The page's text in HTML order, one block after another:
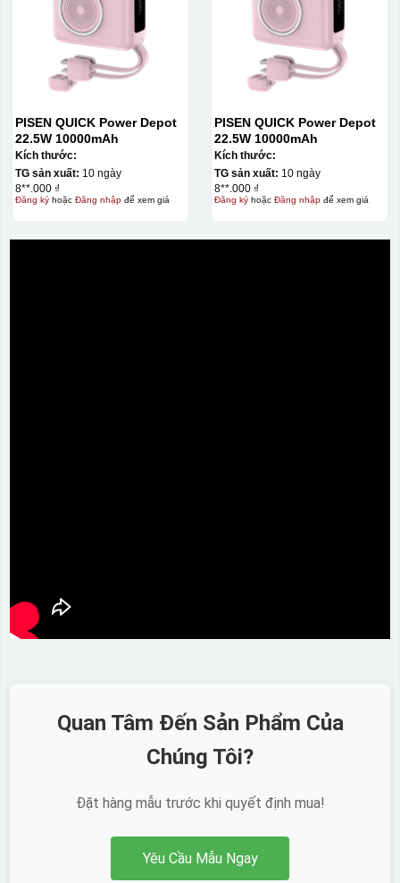
PISEN QUICK Power Depot
22.5W 10000mAh
Kích thước:
TG sản xuất: 10 ngày
8**.000 ₫
Đăng kýhoặc Đăng nhậpđể xem giá
PISEN QUICK Power Depot
22.5W 10000mAh
Kích thước:
TG sản xuất: 10 ngày
8**.000 ₫
Đăng kýhoặc Đăng nhậpđể xem giá
Quan Tâm Đến Sản Phẩm Của
Chúng Tôi?
Đặt hàng mẫu trước khi quyết định mua!
Yêu Cầu Mẫu Ngay